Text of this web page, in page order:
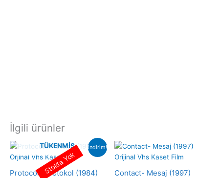
İlgili ürünler
indirim!
TÜKENMIŞ
Protocol- Protokol (1984)
Stokta Yok
Contact- Mesaj (1997)